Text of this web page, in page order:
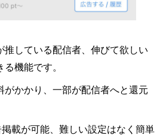
推している配信者、伸びて欲しい
機能です。
がかかり、一部が配信者へと還元
載が可能、難しい設定はなく簡単